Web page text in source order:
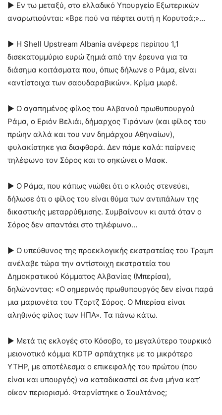
► Εν τω μεταξύ, στο ελλαδικό Υπουργείο Εξωτερικών
αναρωτιούνται: «Βρε πού να πέφτει αυτή η Κορυτσά;»…
► Η Shell Upstream Albania ανέφερε περίπου 1,1
δισεκατομμύριο ευρώ ζημιά από την έρευνα για τα
διάσημα κοιτάσματα που, όπως δήλωνε ο Ράμα, είναι
«αντίστοιχα των σαουδαραβικών». Κρίμα μωρέ.
► Ο αγαπημένος φίλος του Αλβανού πρωθυπουργού
Ράμα, ο Εριόν Βελιάι, δήμαρχος Τιράνων (και φίλος του
πρώην αλλά και του νυν δημάρχου Αθηναίων),
φυλακίστηκε για διαφθορά. Δεν πάμε καλά: παίρνεις
τηλέφωνο τον Σόρος και το σηκώνει ο Μασκ.
► Ο Ράμα, που κάπως νιώθει ότι ο κλοιός στενεύει,
δήλωσε ότι ο φίλος του είναι θύμα των αντιπάλων της
δικαστικής μεταρρύθμισης. Συμβαίνουν κι αυτά όταν ο
Σόρος δεν απαντάει στο τηλέφωνο…
► Ο υπεύθυνος της προεκλογικής εκστρατείας του Τραμπ
ανέλαβε τώρα την αντίστοιχη εκστρατεία του
Δημοκρατικού Κόμματος Αλβανίας (Μπερίσα),
δηλώνοντας: «Ο σημερινός πρωθυπουργός δεν είναι παρά
μια μαριονέτα του Τζορτζ Σόρος. Ο Μπερίσα είναι
αληθινός φίλος των ΗΠΑ». Τα πάνω κάτω.
► Μετά τις εκλογές στο Κόσοβο, το μεγαλύτερο τουρκικό
μειονοτικό κόμμα KDTP αρπάχτηκε με το μικρότερο
YTHP, με αποτέλεσμα ο επικεφαλής του πρώτου (που
είναι και υπουργός) να καταδικαστεί σε ένα μήνα κατ’
οίκον περιορισμό. Φταρνίστηκε ο Σουλτάνος;